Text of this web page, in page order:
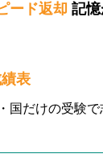
ード返却 記
表
だけの受験で